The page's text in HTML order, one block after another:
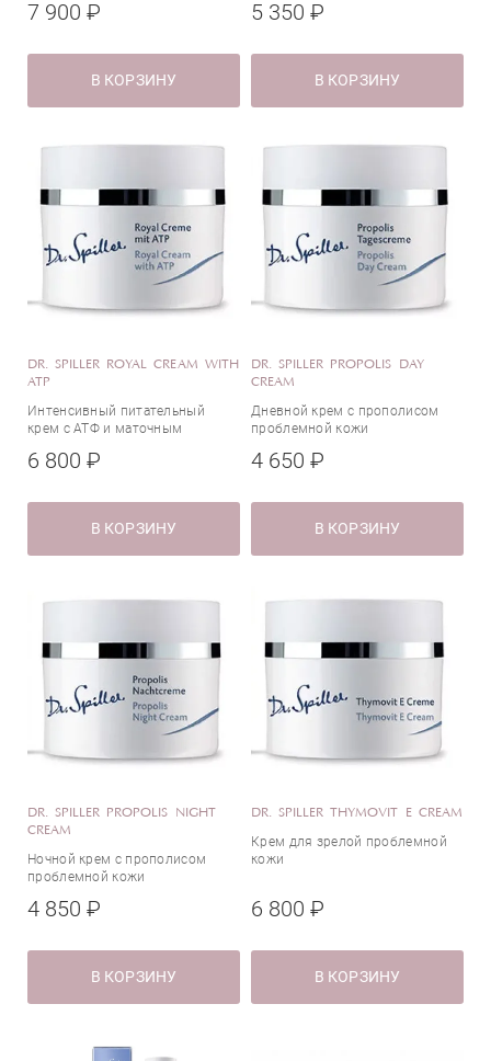
7 900 ₽
В КОРЗИНУ
5 350 ₽
В КОРЗИНУ
DR. SPILLER ROYAL CREAM WITH
ATP
Интенсивный питательный
крем с АТФ и маточным
6 800 ₽
В КОРЗИНУ
DR. SPILLER PROPOLIS DAY
CREAM
Дневной крем с прополисом
проблемной кожи
4 650 ₽
В КОРЗИНУ
DR. SPILLER PROPOLIS NIGHT
CREAM
Ночной крем с прополисом
проблемной кожи
4 850 ₽
В КОРЗИНУ
DR. SPILLER THYMOVIT E CREAM
Крем для зрелой проблемной
кожи
6 800 ₽
В КОРЗИНУ